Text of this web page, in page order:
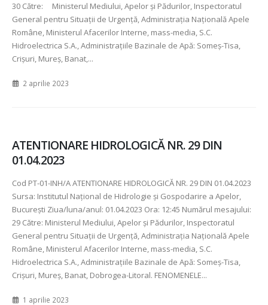
30 Către: Ministerul Mediului, Apelor şi Pădurilor, Inspectoratul
General pentru Situaţii de Urgenţă, Administraţia Naţională Apele
Române, Ministerul Afacerilor Interne, mass-media, S.C.
Hidroelectrica S.A., Administraţiile Bazinale de Apă: Someş-Tisa,
Crişuri, Mureş, Banat,...
2 aprilie 2023
ATENTIONARE HIDROLOGICĂ NR. 29 DIN
01.04.2023
Cod PT-01-INH/A ATENTIONARE HIDROLOGICĂ NR. 29 DIN 01.04.2023
Sursa: Institutul Național de Hidrologie și Gospodarire a Apelor,
București Ziua/luna/anul: 01.04.2023 Ora: 12:45 Numărul mesajului:
29 Către: Ministerul Mediului, Apelor şi Pădurilor, Inspectoratul
General pentru Situaţii de Urgenţă, Administraţia Naţională Apele
Române, Ministerul Afacerilor Interne, mass-media, S.C.
Hidroelectrica S.A., Administraţiile Bazinale de Apă: Someş-Tisa,
Crişuri, Mureş, Banat, Dobrogea-Litoral. FENOMENELE...
1 aprilie 2023